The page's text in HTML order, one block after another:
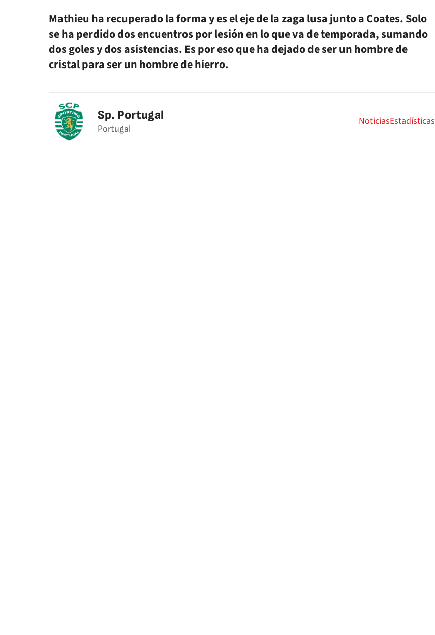
Mathieu ha recuperado la forma y es el eje de la zaga lusa junto a Coates. Solo
se ha perdido dos encuentros por lesión en lo que va de temporada, sumando
dos goles y dos asistencias. Es por eso que ha dejado de ser un hombre de
cristal para ser un hombre de hierro.
Sp. Portugal
Portugal
NoticiasEstadísticas